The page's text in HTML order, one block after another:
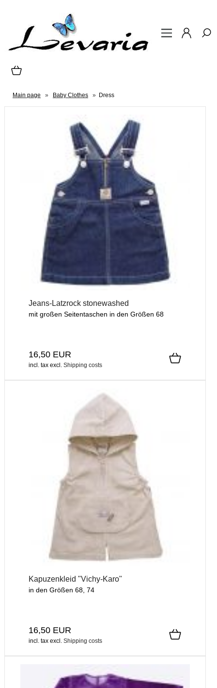
Main page » Baby Clothes » Dress
Jeans-Latzrock stonewashed
mit großen Seitentaschen in den Größen 68
16,50 EUR
incl. tax excl. Shipping costs
Kapuzenkleid "Vichy-Karo"
in den Größen 68, 74
16,50 EUR
incl. tax excl. Shipping costs